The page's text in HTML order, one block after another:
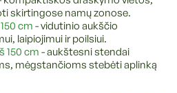
skirtingose namų zonose.
cm - vidutinio aukščio
laipiojimui ir poilsiui.
150 cm - aukštesni stendai
mėgstančioms stebėti aplinką